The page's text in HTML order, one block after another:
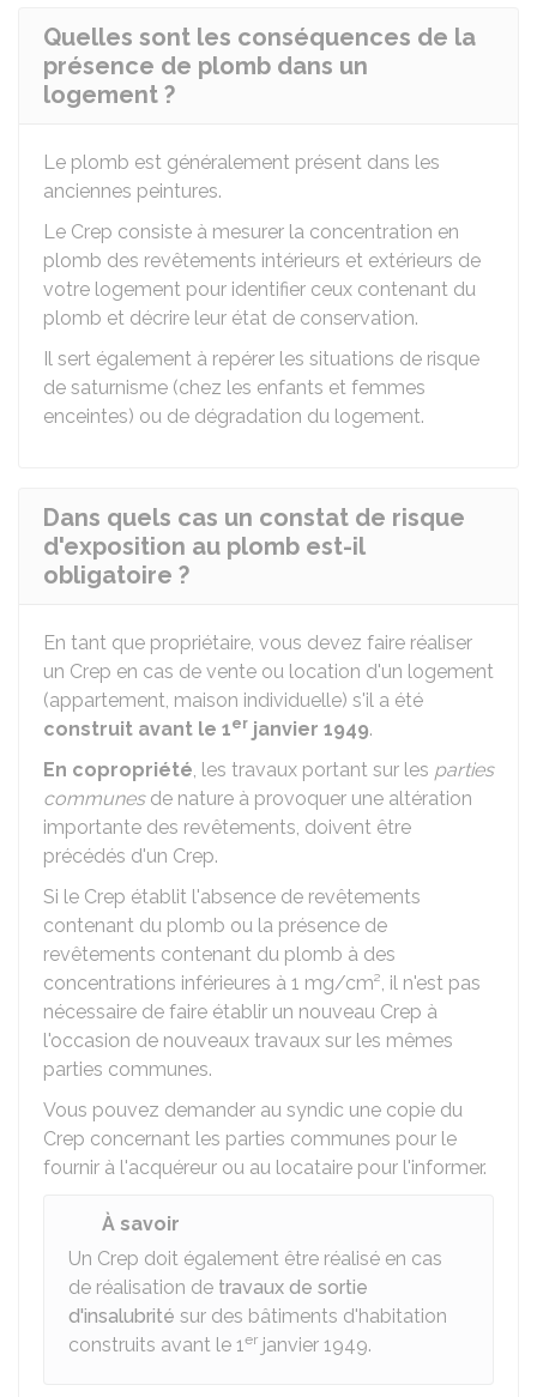
Quelles sont les conséquences de la
présence de plomb dans un
logement ?
Le plomb est généralement présent dans les
anciennes peintures.
Le Crep consiste à mesurer la concentration en
plomb des revêtements intérieurs et extérieurs de
votre logement pour identifier ceux contenant du
plomb et décrire leur état de conservation.
Il sert également à repérer les situations de risque
de saturnisme (chez les enfants et femmes
enceintes) ou de dégradation du logement.
Dans quels cas un constat de risque
d'exposition au plomb est-il
obligatoire ?
En tant que propriétaire, vous devez faire réaliser
un Crep en cas de vente ou location d'un logement
(appartement, maison individuelle) s'il a été
construit avant le 1er janvier 1949.
En copropriété, les travaux portant sur les parties
communesde nature à provoquer une altération
importante des revêtements, doivent être
précédés d'un Crep.
Si le Crep établit l'absence de revêtements
contenant du plomb ou la présence de
revêtements contenant du plomb à des
concentrations inférieures à 1 mg/cm², il n'est pas
nécessaire de faire établir un nouveau Crep à
l'occasion de nouveaux travaux sur les mêmes
parties communes.
Vous pouvez demander au syndic une copie du
Crep concernant les parties communes pour le
fournir à l'acquéreur ou au locataire pour l'informer.
À savoir
Un Crep doit également être réalisé en cas
de réalisation de travaux de sortie
d'insalubrité sur des bâtiments d'habitation
construits avant le 1er janvier 1949.